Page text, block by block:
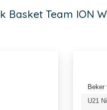
Basket Team ION
Beker
U21